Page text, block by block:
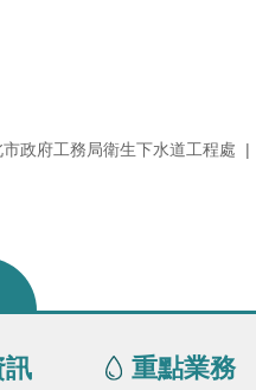
政府工務局衛生下水道工程處
訊
重點業務